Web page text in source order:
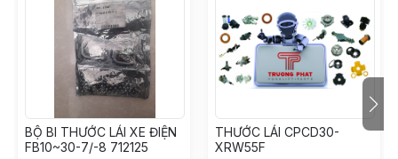
BỘ BI THƯỚC LÁI XE ĐIỆN
FB10~30-7/-8 712125
THƯỚC LÁI CPCD30-
XRW55F